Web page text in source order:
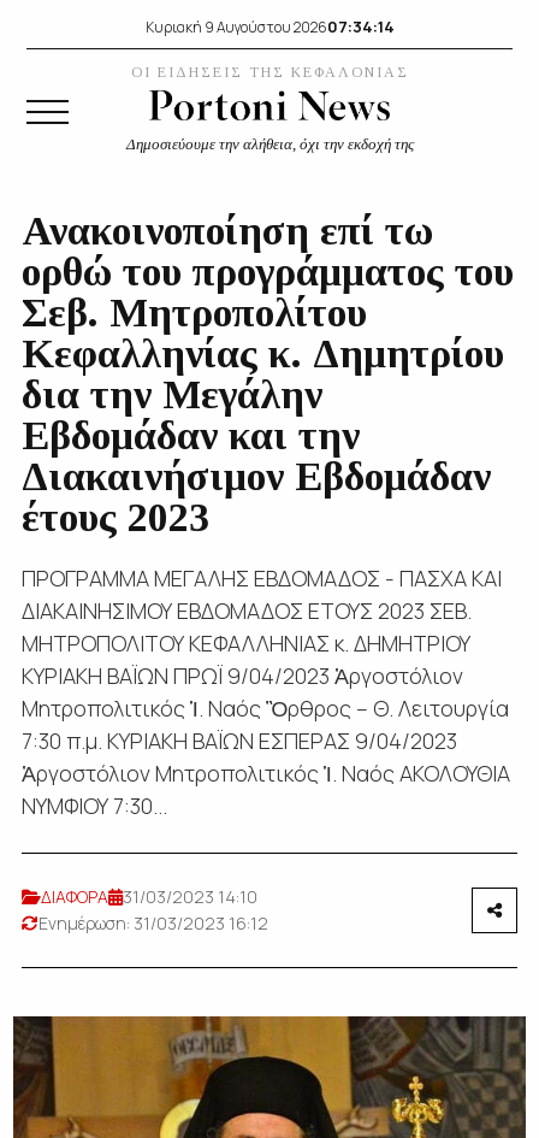
Κυριακή 9 Αυγούστου 202607:34:15
ΟΙ ΕΙΔΗΣΕΙΣ ΤΗΣ ΚΕΦΑΛΟΝΙΑΣ
Δημοσιεύουμε την αλήθεια, όχι την εκδοχή της
Ανακοινοποίηση επί τω
ορθώ του προγράμματος του
Σεβ. Μητροπολίτου
Κεφαλληνίας κ. Δημητρίου
δια την Μεγάλην
Εβδομάδαν και την
Διακαινήσιμον Εβδομάδαν
έτους 2023
ΠΡΟΓΡΑΜΜΑ ΜΕΓΑΛΗΣ ΕΒΔΟΜΑΔΟΣ - ΠΑΣΧΑ ΚΑΙ
ΔΙΑΚΑΙΝΗΣΙΜΟΥ ΕΒΔΟΜΑΔΟΣ ΕΤΟΥΣ 2023 ΣΕΒ.
ΜΗΤΡΟΠΟΛΙΤΟΥ ΚΕΦΑΛΛΗΝΙΑΣ κ. ΔΗΜΗΤΡΙΟΥ
ΚΥΡΙΑΚΗ ΒΑΪΩΝ ΠΡΩΪ 9/04/2023 Ἀργοστόλιον
Μητροπολιτικός Ἱ. Ναός Ὂρθρος – Θ. Λειτουργία
7:30 π.μ. ΚΥΡΙΑΚΗ ΒΑΪΩΝ ΕΣΠΕΡΑΣ 9/04/2023
Ἀργοστόλιον Μητροπολιτικός Ἱ. Ναός ΑΚΟΛΟΥΘΙΑ
ΝΥΜΦΙΟΥ 7:30...
ΔΙΑΦΟΡΑ
31/03/2023 14:10
Ενημέρωση: 31/03/2023 16:12